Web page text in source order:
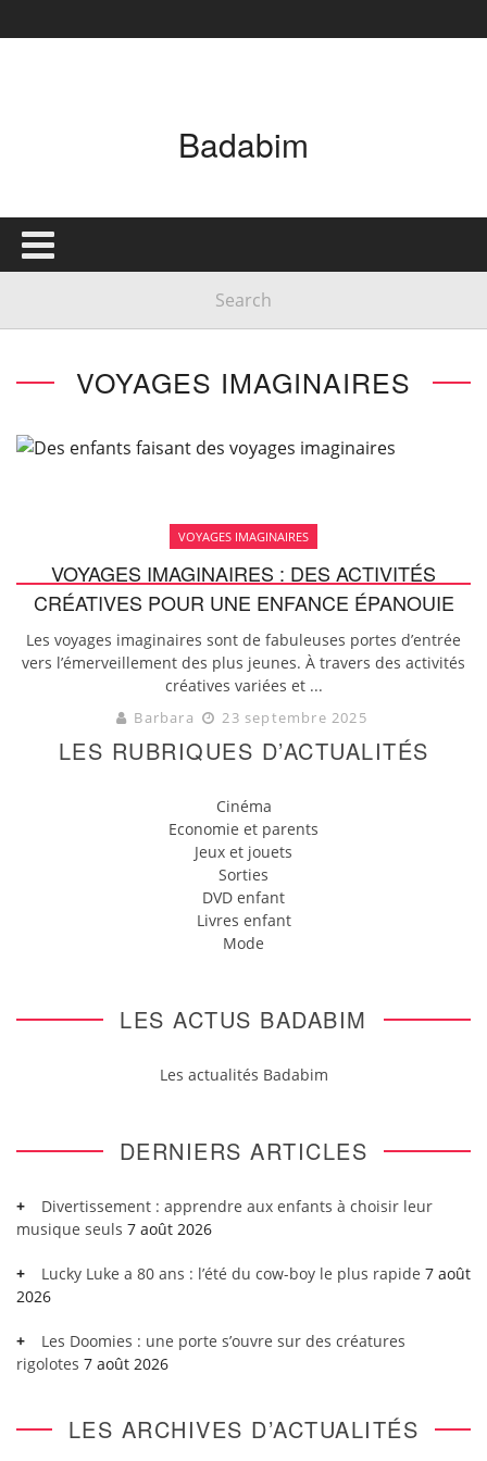
Badabim
VOYAGES IMAGINAIRES
VOYAGES IMAGINAIRES
VOYAGES IMAGINAIRES : DES ACTIVITÉS
CRÉATIVES POUR UNE ENFANCE ÉPANOUIE
Les voyages imaginaires sont de fabuleuses portes d’entrée
vers l’émerveillement des plus jeunes. À travers des activités
créatives variées et ...
Barbara 23 septembre 2025
LES RUBRIQUES D’ACTUALITÉS
Cinéma
Economie et parents
Jeux et jouets
Sorties
DVD enfant
Livres enfant
Mode
LES ACTUS BADABIM
Les actualités Badabim
DERNIERS ARTICLES
Divertissement : apprendre aux enfants à choisir leur
musique seuls 7 août 2026
Lucky Luke a 80 ans : l’été du cow-boy le plus rapide 7 août
2026
Les Doomies : une porte s’ouvre sur des créatures
rigolotes 7 août 2026
LES ARCHIVES D’ACTUALITÉS